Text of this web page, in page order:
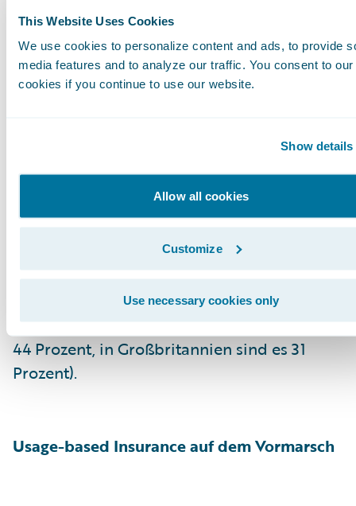
This Website Uses Cookies
We use cookies to personalize content and ads, to provide
media features and to analyze our traffic. You consent to our
cookies if you continue to use our website.
Show details
Allow all cookies
Customize
Use necessary cookies only
eine geringere Kfz-Nutzung, fördern. Nur 14
Prozent sind in Deutschland der Ansicht,
dass Versicherungen keine Verantwortung
im Kampf gegen die globale Erwärmung
Die deutschen Versicherungskunden zeigen
mit 53 Prozent die höchste Bereitschaft,
mehr für Versicherungsprodukte zu zahlen,
wenn dieser Betrag zur Reduzierung von
Kohlenstoffemissionen eingesetzt wird (es
folgen Spanien und Frankreich mit jeweils
44 Prozent, in Großbritannien sind es 31
Prozent).
Usage-based Insurance auf dem Vormarsch